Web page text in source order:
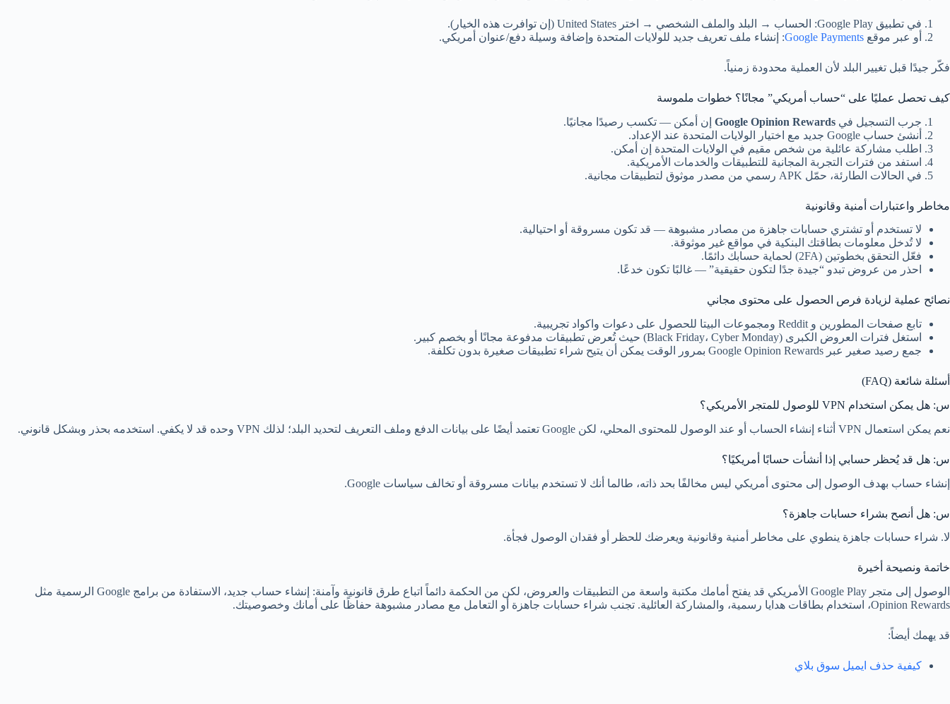
في تطبيق Google Play: الحساب → البلد والملف الشخصي → اختر United States (إن توافرت هذه الخيار).
أو عبر موقع Google Payments: إنشاء ملف تعريف جديد للولايات المتحدة وإضافة وسيلة دفع/عنوان أمريكي.
فكّر جيدًا قبل تغيير البلد لأن العملية محدودة زمنياً.
كيف تحصل عمليًا على “حساب أمريكي” مجانًا؟ خطوات ملموسة
جرب التسجيل في Google Opinion Rewards إن أمكن — تكسب رصيدًا مجانيًا.
أنشئ حساب Google جديد مع اختيار الولايات المتحدة عند الإعداد.
اطلب مشاركة عائلية من شخص مقيم في الولايات المتحدة إن أمكن.
استفد من فترات التجربة المجانية للتطبيقات والخدمات الأمريكية.
في الحالات الطارئة، حمّل APK رسمي من مصدر موثوق لتطبيقات مجانية.
مخاطر واعتبارات أمنية وقانونية
لا تستخدم أو تشتري حسابات جاهزة من مصادر مشبوهة — قد تكون مسروقة أو احتيالية.
لا تُدخل معلومات بطاقتك البنكية في مواقع غير موثوقة.
فعّل التحقق بخطوتين (2FA) لحماية حسابك دائمًا.
احذر من عروض تبدو “جيدة جدًا لتكون حقيقية” — غالبًا تكون خدعًا.
نصائح عملية لزيادة فرص الحصول على محتوى مجاني
تابع صفحات المطورين و Reddit ومجموعات البيتا للحصول على دعوات واكواد تجريبية.
استغل فترات العروض الكبرى (Black Friday، Cyber Monday) حيث تُعرض تطبيقات مدفوعة مجانًا أو بخصم كبير.
جمع رصيد صغير عبر Google Opinion Rewards بمرور الوقت يمكن أن يتيح شراء تطبيقات صغيرة بدون تكلفة.
أسئلة شائعة (FAQ)
س: هل يمكن استخدام VPN للوصول للمتجر الأمريكي؟
نعم يمكن استعمال VPN أثناء إنشاء الحساب أو عند الوصول للمحتوى المحلي، لكن Google تعتمد أيضًا على بيانات الدفع وملف التعريف لتحديد البلد؛ لذلك VPN وحده قد لا يكفي. استخدمه بحذر وبشكل قانوني.
س: هل قد يُحظر حسابي إذا أنشأت حسابًا أمريكيًا؟
إنشاء حساب بهدف الوصول إلى محتوى أمريكي ليس مخالفًا بحد ذاته، طالما أنك لا تستخدم بيانات مسروقة أو تخالف سياسات Google.
س: هل أنصح بشراء حسابات جاهزة؟
لا. شراء حسابات جاهزة ينطوي على مخاطر أمنية وقانونية ويعرضك للحظر أو فقدان الوصول فجأة.
خاتمة ونصيحة أخيرة
الوصول إلى متجر Google Play الأمريكي قد يفتح أمامك مكتبة واسعة من التطبيقات والعروض، لكن من الحكمة دائماً اتباع طرق قانونية وآمنة: إنشاء حساب جديد، الاستفادة من برامج Google الرسمية مثل
Opinion Rewards، استخدام بطاقات هدايا رسمية، والمشاركة العائلية. تجنب شراء حسابات جاهزة أو التعامل مع مصادر مشبوهة حفاظًا على أمانك وخصوصيتك.
قد يهمك أيضاً:
كيفية حذف ايميل سوق بلاي